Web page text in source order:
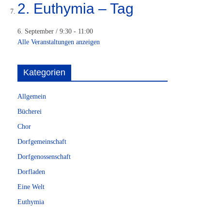
2. Euthymia – Tag
6. September / 9:30 - 11:00
Alle Veranstaltungen anzeigen
Kategorien
Allgemein
Bücherei
Chor
Dorfgemeinschaft
Dorfgenossenschaft
Dorfladen
Eine Welt
Euthymia